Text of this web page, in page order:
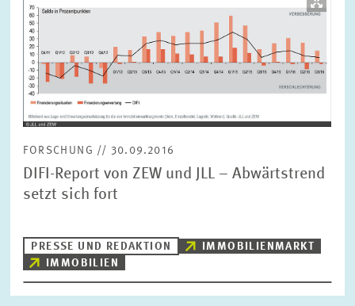
ZURÜCKSETZEN SUCHEN
öffnet
in
vergrößerter
Ansicht
FORSCHUNG // 30.09.2016
DIFI-Report von ZEW und JLL – Abwärtstrend
setzt sich fort
PRESSE UND REDAKTION
IMMOBILIENMARKT
IMMOBILIEN